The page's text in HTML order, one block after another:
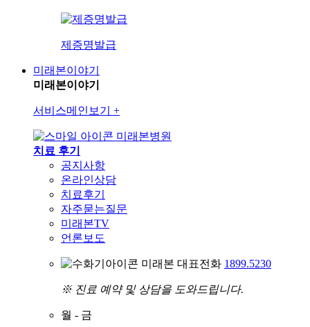
제증명발급
미래본이야기
미래본이야기
서비스메인보기 +
미래본병원
치료 후기
공지사항
온라인상담
치료후기
자주묻는질문
미래본TV
언론보도
미래본 대표전화 1899.5230
※ 진료 예약 및 상담을 도와드립니다.
월 - 금